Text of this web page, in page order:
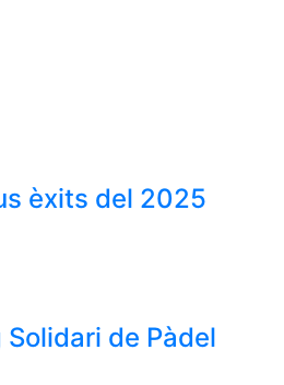
èxits del 2025
de Pàdel